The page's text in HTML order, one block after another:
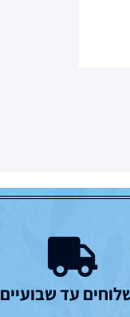
עד שבועיים